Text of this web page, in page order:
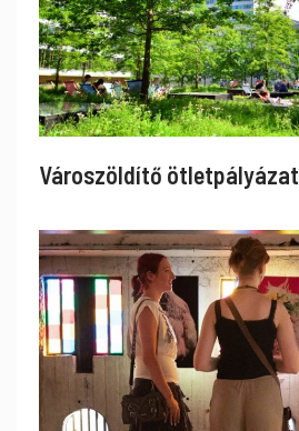
Városzöldítő ötletpályázat